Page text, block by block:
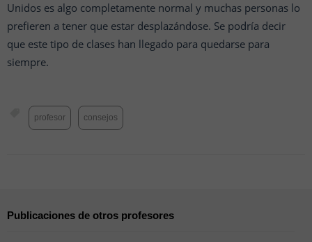
Unidos es algo completamente normal y muchas personas lo
prefieren a tener que estar desplazándose. Se podría decir
que este tipo de clases han llegado para quedarse para
siempre.
profesor consejos
Publicaciones de otros profesores